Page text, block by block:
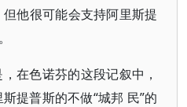
他很可能会支持阿里斯提
在色诺芬的这段记叙中，
提普斯的不做“城邦 民”的